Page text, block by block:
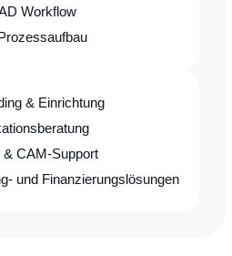
Workflow
& Einrichtung
CAM-Support
und Finanzierungslösungen